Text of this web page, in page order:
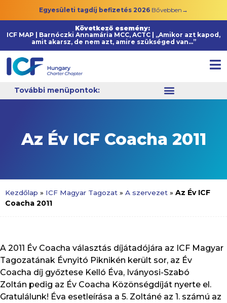
Egyesületi tagdíj befizetés 2026 Bővebben→
Következő esemény:
ICF MAP | Barnóczki Annamária MCC, ACTC | „Amikor azt kapod,
amit akarsz, de nem azt, amire szükséged van…”
További menüpontok:
Az Év ICF Coacha 2011
Kezdőlap » ICF Magyar Tagozat » A szervezet » Az Év ICF
Coacha 2011
A 2011 Év Coacha választás díjátadójára az ICF Magyar
Tagozatának Évnyitó Piknikén került sor, az Év
Coacha díj győztese Kelló Éva, Iványosi-Szabó
Zoltán pedig az Év Coacha Közönségdíját nyerte el.
Gratulálunk! Éva esetleírása a 5. Zoltáné az 1. számú az